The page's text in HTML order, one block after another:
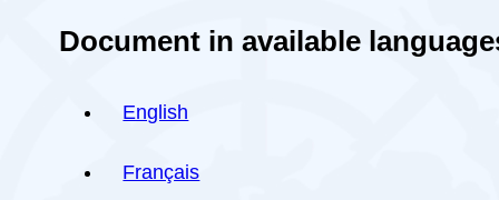
Document in available
English
Français